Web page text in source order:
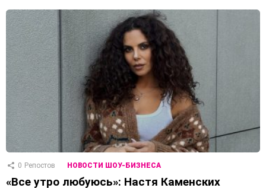
0 Репостов НОВОСТИ ШОУ-БИЗНЕСА
«Все утро любуюсь»: Настя Каменских